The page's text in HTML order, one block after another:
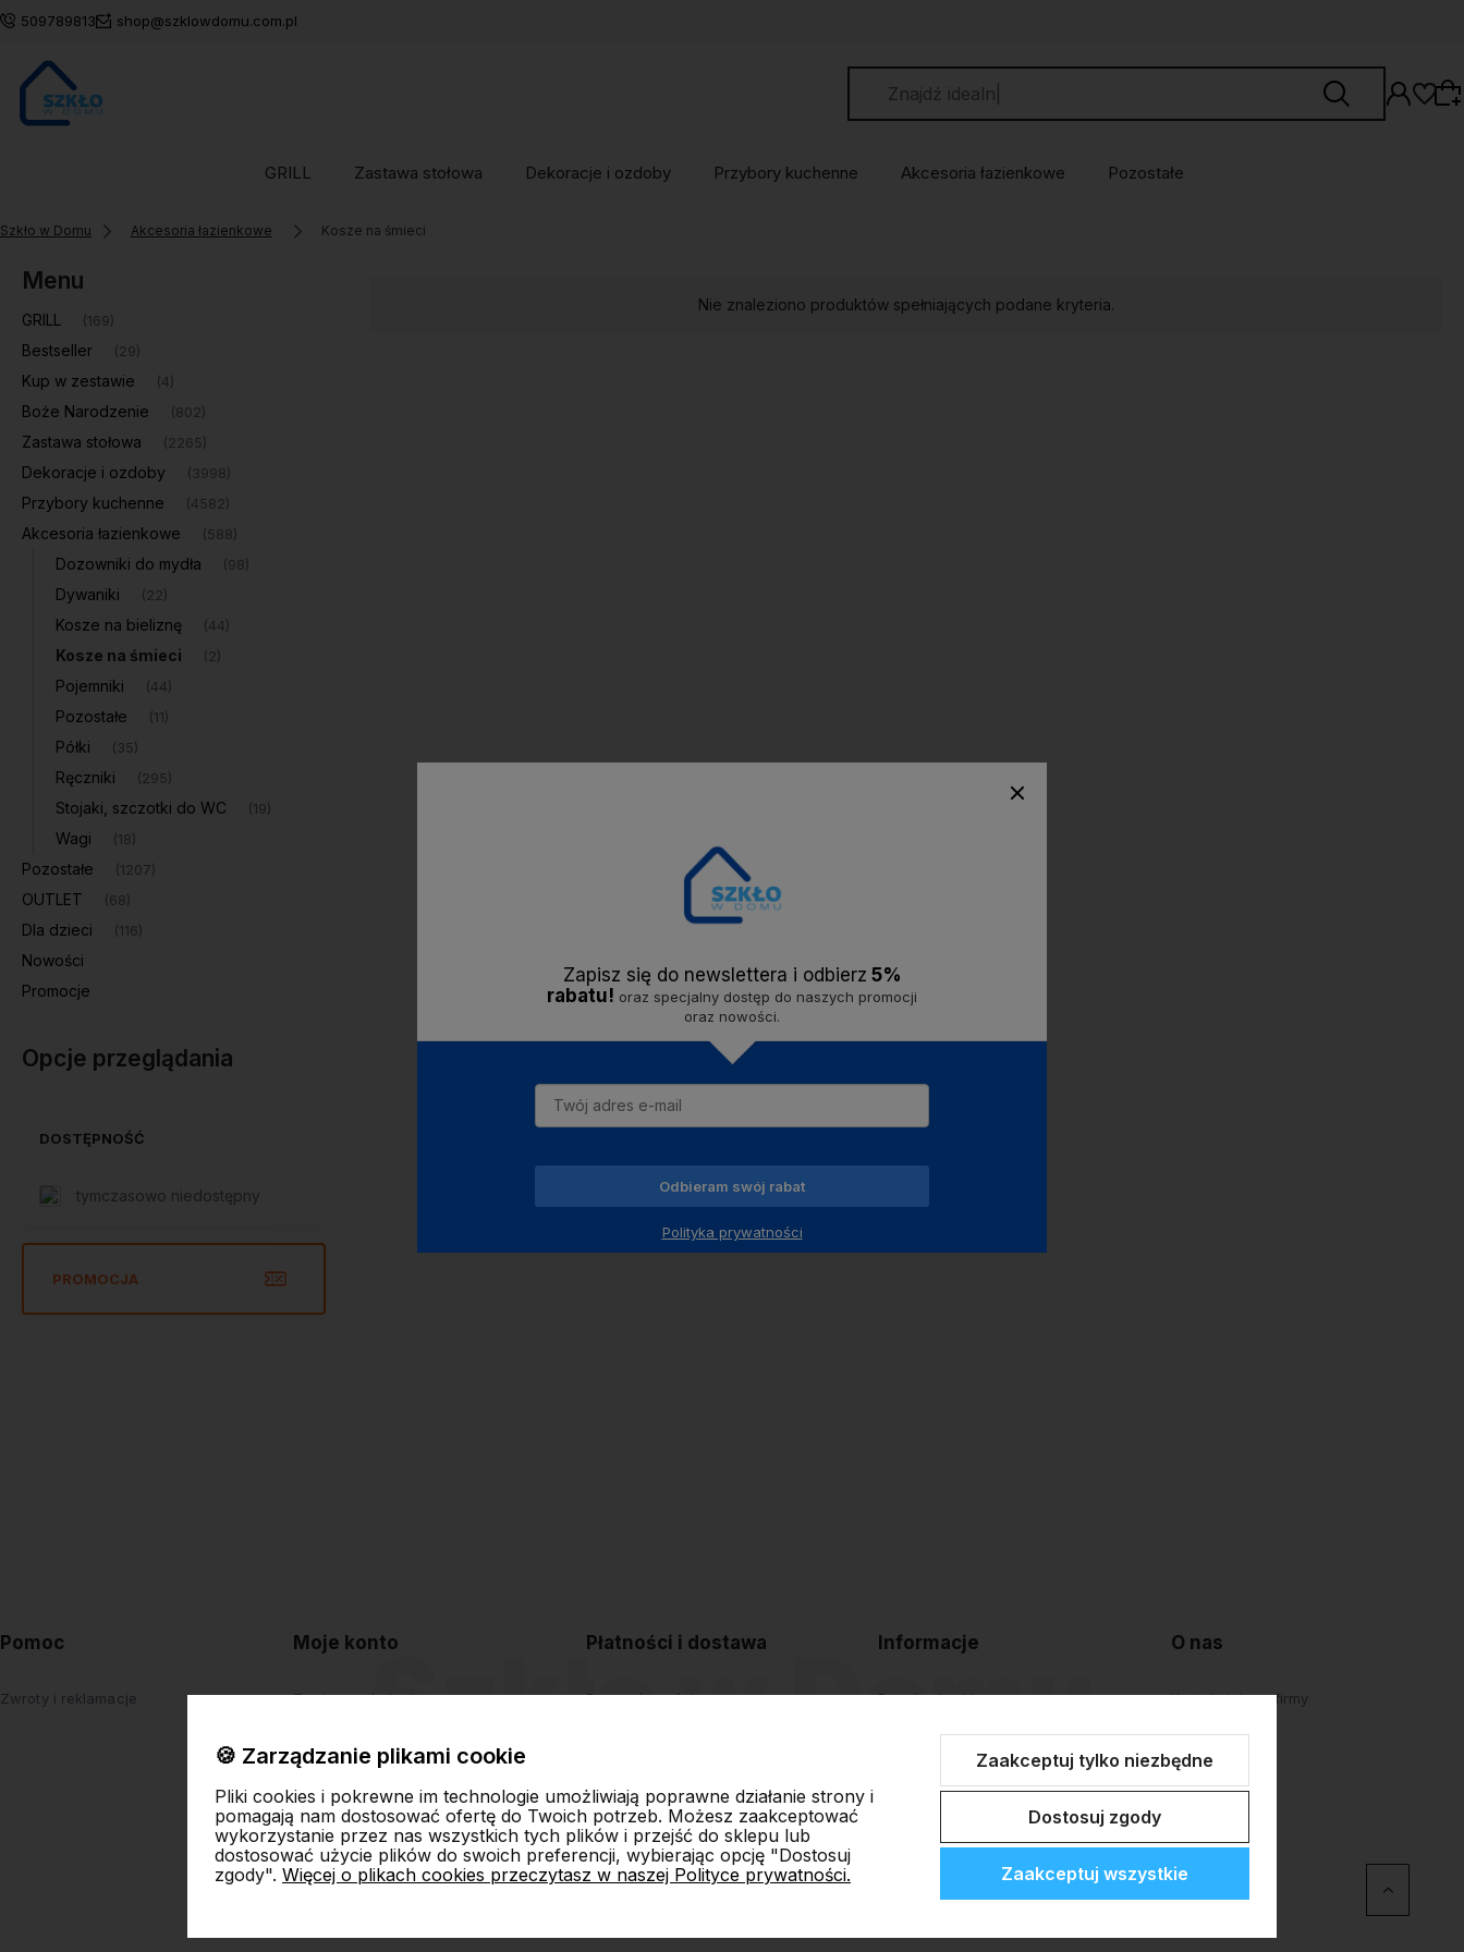
509789813 shop@szklowdomu.com.pl
produkty do listy z poprzedniej sesji.
GRILL Zastawa stołowa Dekoracje i ozdoby Przybory kuchenne Akcesoria łazienkowe Pozostałe
Szkło w Domu Akcesoria łazienkowe Kosze na śmieci
Menu
GRILL (169)
Bestseller (29)
Kup w zestawie (4)
Boże Narodzenie (802)
Zastawa stołowa (2265)
Dekoracje i ozdoby (3998)
Przybory kuchenne (4582)
Akcesoria łazienkowe (588)
Dozowniki do mydła (98)
Dywaniki (22)
Kosze na bieliznę (44)
Kosze na śmieci (2)
Pojemniki (44)
Pozostałe (11)
Półki (35)
Ręczniki (295)
Stojaki, szczotki do WC (19)
Wagi (18)
Pozostałe (1207)
OUTLET (68)
Dla dzieci (116)
Nowości
Promocje
Opcje przeglądania
DOSTĘPNOŚĆ
tymczasowo niedostępny
PROMOCJA
Nie znaleziono produktów spełniających podane kryteria.
Pomoc
Zwroty i reklamacje
Moje konto
Twoje zamówienia
Przechowalnia
Płatności i dostawa
Formy płatności
Informacje
Regulamin sklepu
Polityka prywatności
O nas
Kontakt i dane firmy
O firmie
Personalizacja
🍪 Zarządzanie plikami cookie
Pliki cookies i pokrewne im technologie umożliwiają poprawne działanie strony i
pomagają nam dostosować ofertę do Twoich potrzeb. Możesz zaakceptować
wykorzystanie przez nas wszystkich tych plików i przejść do sklepu lub
dostosować użycie plików do swoich preferencji, wybierając opcję "Dostosuj
zgody". Więcej o plikach cookies przeczytasz w naszej Polityce prywatności.
Zaakceptuj tylko niezbędne
Dostosuj zgody
Zaakceptuj wszystkie
Zapisz się do newslettera i odbierz 5%
rabatu! oraz specjalny dostęp do naszych promocji
oraz nowości.
Odbieram swój rabat
Polityka prywatności